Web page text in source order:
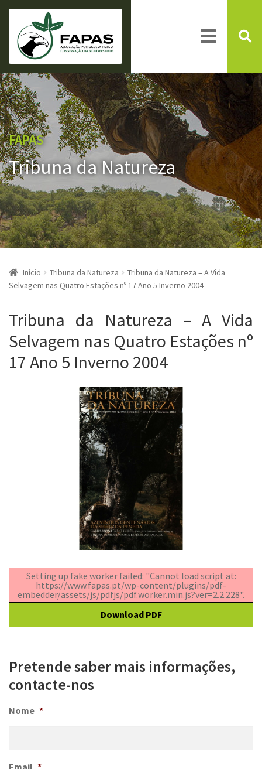
FAPAS
Tribuna da Natureza
Início Tribuna da Natureza
Tribuna da Natureza – A Vida
Selvagem nas Quatro Estações nº 17 Ano 5 Inverno 2004
Tribuna da Natureza – A Vida
Selvagem nas Quatro Estações nº
17 Ano 5 Inverno 2004
Setting up fake worker failed: "Cannot load script at:
https://www.fapas.pt/wp-content/plugins/pdf-
embedder/assets/js/pdfjs/pdf.worker.min.js?ver=2.2.228".
Download PDF
Pretende saber mais informações,
contacte-nos
Nome *